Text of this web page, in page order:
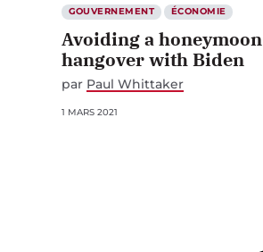
GOUVERNEMENT ÉCONOMIE
Avoiding a honeymoon
hangover with Biden
par Paul Whittaker
1 MARS 2021